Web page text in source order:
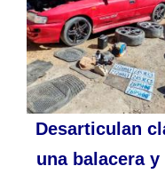
Desarticulan
una balacera